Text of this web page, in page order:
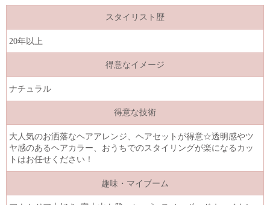
スタイリスト歴
20年以上
得意なイメージ
ナチュラル
得意な技術
大人気のお洒落なヘアアレンジ、ヘアセットが得意☆透明感やツ
ヤ感のあるヘアカラー、おうちでのスタイリングが楽になるカッ
トはお任せください！
趣味・マイブーム